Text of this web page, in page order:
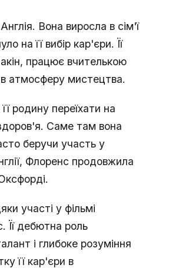
Вона виросла в сім'ї
на її вибір кар'єри. Її
працює вчителькою
атмосферу мистецтва.
родину переїхати на
здоров'я. Саме там вона
беручи участь у
Флоренс продовжила
участі у фільмі
Її дебютна роль
і глибоке розуміння
її кар'єри в